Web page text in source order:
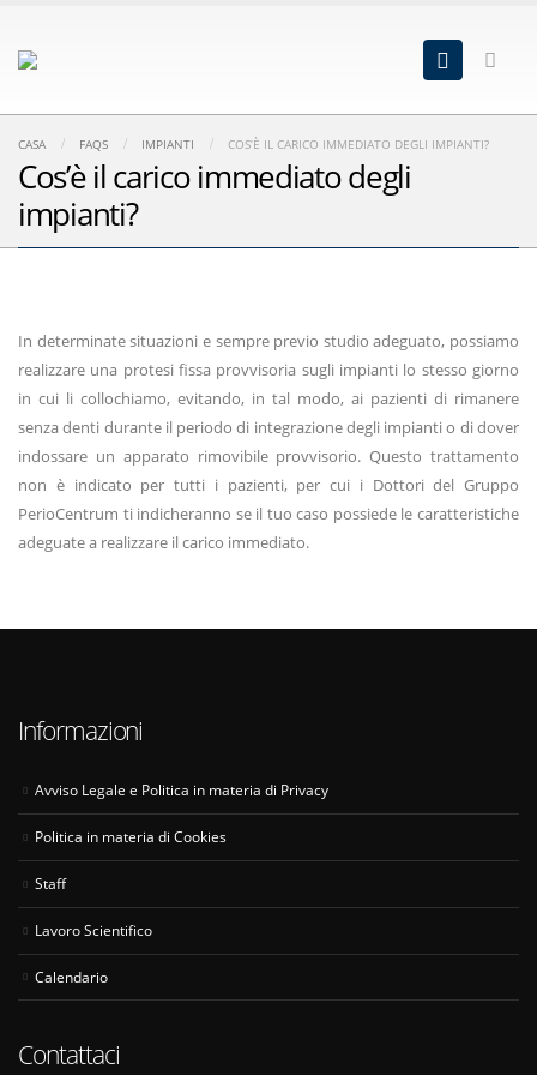
CASA FAQS IMPIANTI COS’È IL CARICO IMMEDIATO DEGLI IMPIANTI?
Cos’è il carico immediato degli
impianti?
In determinate situazioni e sempre previo studio adeguato, possiamo
realizzare una protesi fissa provvisoria sugli impianti lo stesso giorno
in cui li collochiamo, evitando, in tal modo, ai pazienti di rimanere
senza denti durante il periodo di integrazione degli impianti o di dover
indossare un apparato rimovibile provvisorio. Questo trattamento
non è indicato per tutti i pazienti, per cui i Dottori del Gruppo
PerioCentrum ti indicheranno se il tuo caso possiede le caratteristiche
adeguate a realizzare il carico immediato.
Informazioni
Avviso Legale e Politica in materia di Privacy
Politica in materia di Cookies
Staff
Lavoro Scientifico
Calendario
Contattaci